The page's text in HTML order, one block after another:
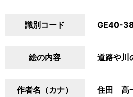
識別コード GE40-
絵の内容 道路や川
作者名（カナ） 住田 高